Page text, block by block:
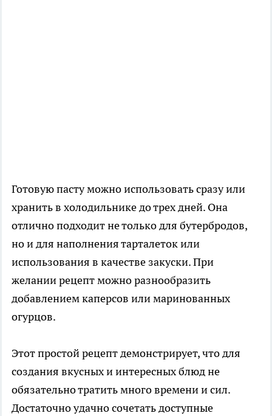
Готовую пасту можно использовать сразу или
хранить в холодильнике до трех дней. Она
отлично подходит не только для бутербродов,
но и для наполнения тарталеток или
использования в качестве закуски. При
желании рецепт можно разнообразить
добавлением каперсов или маринованных
огурцов.
Этот простой рецепт демонстрирует, что для
создания вкусных и интересных блюд не
обязательно тратить много времени и сил.
Достаточно удачно сочетать доступные